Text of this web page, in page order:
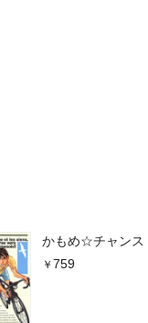
かもめ☆チャンス
759